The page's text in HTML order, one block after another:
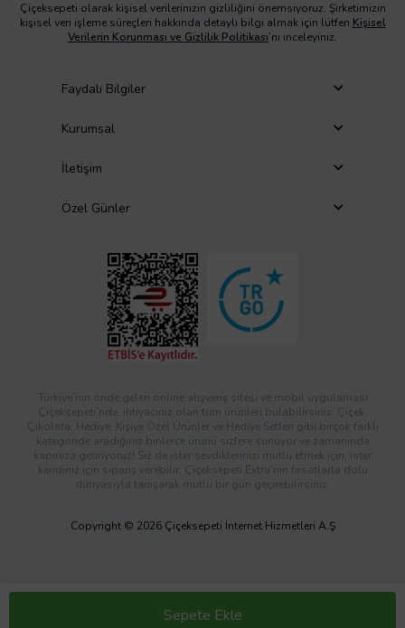
Sepete Ekle
Çiçeksepeti olarak kişisel verilerinizin gizliliğini önemsiyoruz. Şirketimizin
kişisel veri işleme süreçleri hakkında detaylı bilgi almak için lütfen Kişisel
Verilerin Korunması ve Gizlilik Politikası’nı inceleyiniz.
Faydalı Bilgiler
Kurumsal
İletişim
Özel Günler
Türkiye’nin önde gelen online alışveriş sitesi ve mobil uygulaması
Çiçeksepeti’nde, ihtiyacınız olan tüm ürünleri bulabilirsiniz. Çiçek,
Çikolata, Hediye, Kişiye Özel Ürünler ve Hediye Setleri gibi birçok farklı
kategoride aradığınız binlerce ürünü sizlere sunuyor ve zamanında
kapınıza getiriyoruz! Siz de ister sevdiklerinizi mutlu etmek için, ister
kendiniz için sipariş verebilir; Çiçeksepeti Extra’nın fırsatlarla dolu
dünyasıyla tanışarak mutlu bir gün geçirebilirsiniz.
Copyright © 2026 Çiçeksepeti İnternet Hizmetleri A.Ş